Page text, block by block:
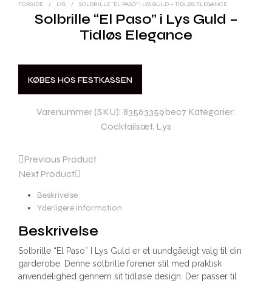
FORSIDE / LYS / SOLBRILLE “EL PASO” I LYS GULD – TIDLØS ELEGANCE
Solbrille “El Paso” i Lys Guld –
Tidløs Elegance
KØBES HOS FESTKASSEN
Varenummer (SKU): 83563359bec7 Kategorier:
Cocktailsæt, Lys
Previous Product
Next Product
Beskrivelse
Yderligere information
Beskrivelse
Solbrille “El Paso” I Lys Guld er et uundgåeligt valg til din
garderobe. Denne solbrille forener stil med praktisk
anvendelighed gennem sit tidløse design. Der passer til